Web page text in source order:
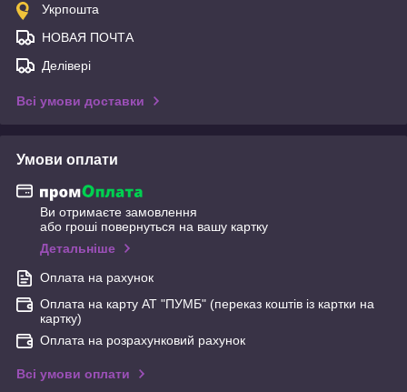
Укрпошта
НОВАЯ ПОЧТА
Делівері
Всі умови доставки
Умови оплати
Ви отримаєте замовлення
або гроші повернуться на вашу картку
Детальніше
Оплата на рахунок
Оплата на карту АТ "ПУМБ" (переказ коштів із картки на
картку)
Оплата на розрахунковий рахунок
Всі умови оплати